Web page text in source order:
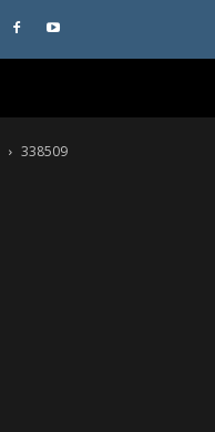
338509